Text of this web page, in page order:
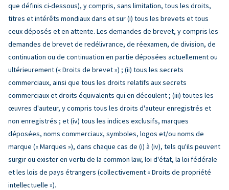
que définis ci-dessous), y compris, sans limitation, tous les droits,
titres et intérêts mondiaux dans et sur (i) tous les brevets et tous
ceux déposés et en attente. Les demandes de brevet, y compris les
demandes de brevet de redélivrance, de réexamen, de division, de
continuation ou de continuation en partie déposées actuellement ou
ultérieurement (« Droits de brevet ») ; (ii) tous les secrets
commerciaux, ainsi que tous les droits relatifs aux secrets
commerciaux et droits équivalents qui en découlent ; (iii) toutes les
œuvres d'auteur, y compris tous les droits d'auteur enregistrés et
non enregistrés ; et (iv) tous les indices exclusifs, marques
déposées, noms commerciaux, symboles, logos et/ou noms de
marque (« Marques »), dans chaque cas de (i) à (iv), tels qu'ils peuvent
surgir ou exister en vertu de la common law, loi d'état, la loi fédérale
et les lois de pays étrangers (collectivement « Droits de propriété
intellectuelle »).